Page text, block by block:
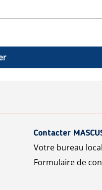
Contacter
Votre bureau
Formulaire de